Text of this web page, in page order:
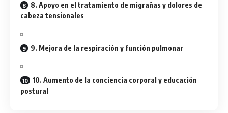
8. Apoyo en el tratamiento de migrañas y dolores de
cabeza tensionales
9. Mejora de la respiración y función pulmonar
10. Aumento de la conciencia corporal y educación
postural